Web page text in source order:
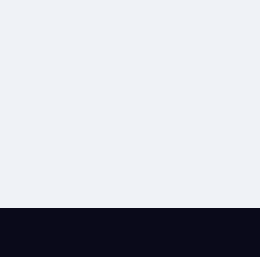
Acepto la Política de